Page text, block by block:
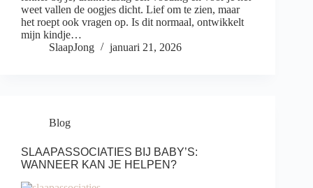
weet vallen de oogjes dicht. Lief om te zien, maar
het roept ook vragen op. Is dit normaal, ontwikkelt
mijn kindje…
SlaapJong
januari 21, 2026
Blog
SLAAPASSOCIATIES BIJ BABY’S:
WANNEER KAN JE HELPEN?